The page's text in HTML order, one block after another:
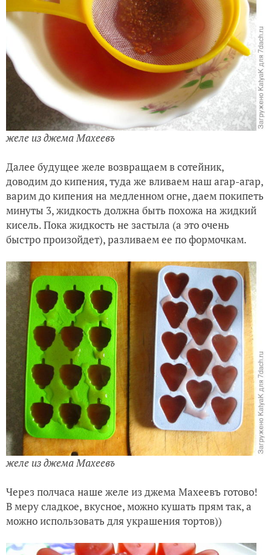
желе из джема Махеевъ
Далее будущее желе возвращаем в сотейник,
доводим до кипения, туда же вливаем наш агар-агар,
варим до кипения на медленном огне, даем покипеть
минуты 3, жидкость должна быть похожа на жидкий
кисель. Пока жидкость не застыла (а это очень
быстро произойдет), разливаем ее по формочкам.
желе из джема Махеевъ
Через полчаса наше желе из джема Махеевъ готово!
В меру сладкое, вкусное, можно кушать прям так, а
можно использовать для украшения тортов))